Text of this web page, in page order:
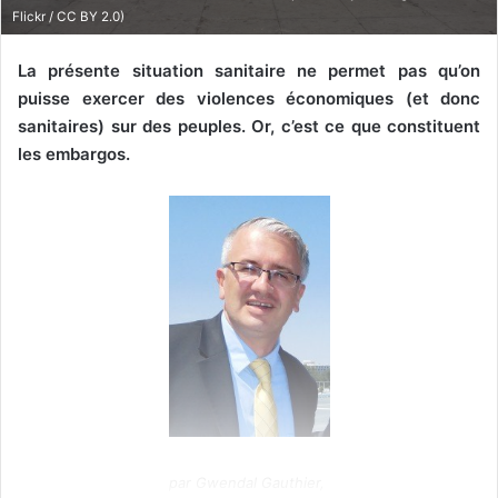
Flickr / CC BY 2.0)
La présente situation sanitaire ne permet pas qu’on
puisse exercer des violences économiques (et donc
sanitaires) sur des peuples. Or, c’est ce que constituent
les embargos.